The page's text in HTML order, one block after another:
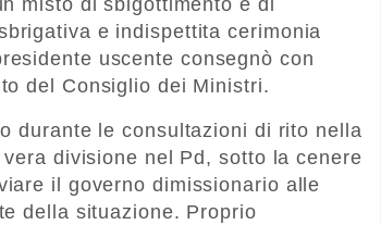
e indispettita cerimonia
uscente consegnò con
del Consiglio dei Ministri.
durante le consultazioni di rito nella
divisione nel Pd, sotto la cenere
il governo dimissionario alle
della situazione. Proprio